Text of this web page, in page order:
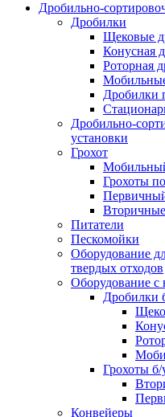
Дробильно-
Дробилки
Щековые
Конусная
Роторная
Дробилки
Дробильно-
установки
Грохот
Грохоты
Питатели
Пескомойки
Оборудование
твердых отходов
Оборудование с
Дробилки
Грохоты б/
Конвейеры